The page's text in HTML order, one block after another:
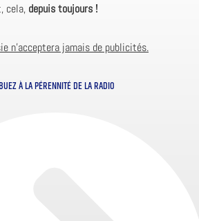
cela, depuis toujours !
n’acceptera jamais de publicités.
À LA PÉRENNITÉ DE LA RADIO